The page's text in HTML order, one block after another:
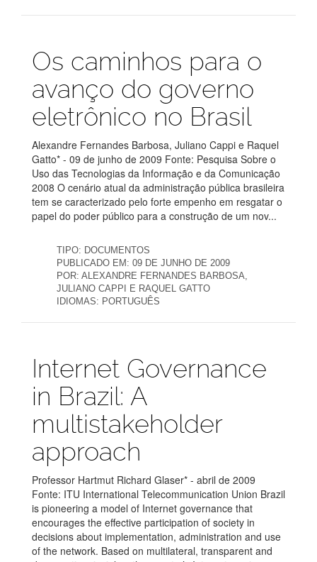
Publicações
Os caminhos para o
avanço do governo
eletrônico no Brasil
Alexandre Fernandes Barbosa, Juliano Cappi e Raquel
Gatto* - 09 de junho de 2009 Fonte: Pesquisa Sobre o
Uso das Tecnologias da Informação e da Comunicação
2008 O cenário atual da administração pública brasileira
tem se caracterizado pelo forte empenho em resgatar o
papel do poder público para a construção de um nov...
TIPO: DOCUMENTOS
PUBLICADO EM: 09 DE JUNHO DE 2009
POR: ALEXANDRE FERNANDES BARBOSA,
JULIANO CAPPI E RAQUEL GATTO
IDIOMAS: PORTUGUÊS
Publicações
Internet Governance
in Brazil: A
multistakeholder
approach
Professor Hartmut Richard Glaser* - abril de 2009
Fonte: ITU International Telecommunication Union Brazil
is pioneering a model of Internet governance that
encourages the effective participation of society in
decisions about implementation, administration and use
of the network. Based on multilateral, transparent and